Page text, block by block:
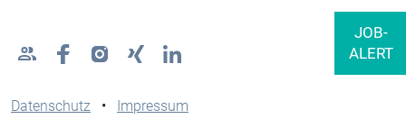
Datenschutz • Impressum